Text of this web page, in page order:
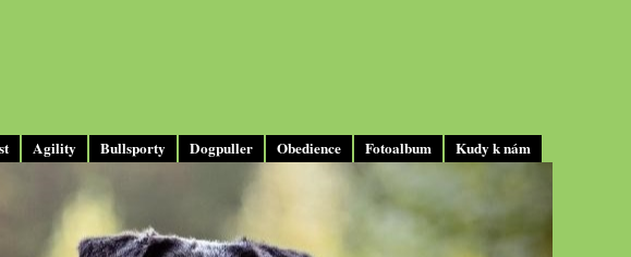
Agility Bullsporty Dogpuller Obedience Fotoalbum Kudy k nám